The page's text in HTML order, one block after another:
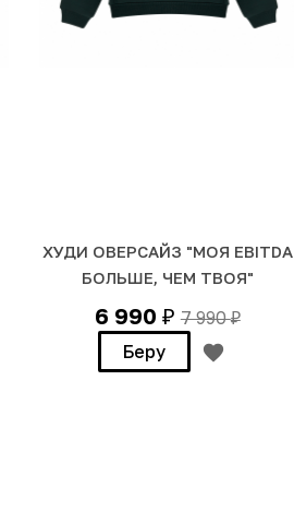
ХУДИ ОВЕРСАЙЗ "МОЯ EBITDA
БОЛЬШЕ, ЧЕМ ТВОЯ"
6 990 ₽ 7 990₽
Беру